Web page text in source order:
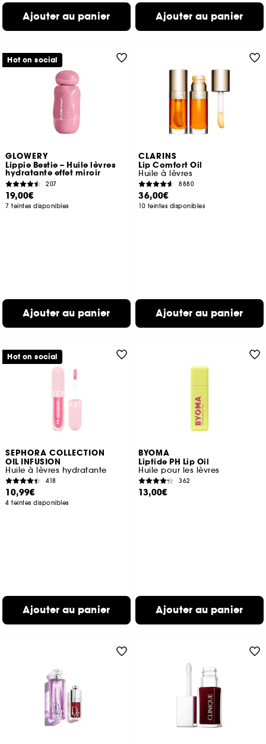
Ajouter au panier Ajouter au panier
GLOWERY
Lippie Bestie – Huile lèvres
hydratante effet miroir
207
19,00€
7 teintes disponibles
Ajouter au panier
Hot on social
CLARINS
Lip Comfort Oil
Huile à lèvres
8880
36,00€
10 teintes disponibles
Ajouter au panier
SEPHORA COLLECTION
OIL INFUSION
Huile à lèvres hydratante
418
10,99€
4 teintes disponibles
Ajouter au panier
Hot on social
BYOMA
Liptide PH Lip Oil
Huile pour les lèvres
362
13,00€
Ajouter au panier